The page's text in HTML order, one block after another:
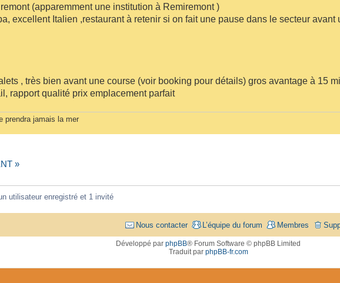
(apparemment une institution à Remiremont )
excellent Italien ,restaurant à retenir si on fait une pause dans le secteur avant
, très bien avant une course (voir booking pour détails) gros avantage à 15
rapport qualité prix emplacement parfait
prendra jamais la mer
»
utilisateur enregistré et 1 invité
Membres
L’équipe du forum
Nous contacter
Développé par phpBB® Forum Software © phpBB Limited
Traduit par phpBB-fr.com